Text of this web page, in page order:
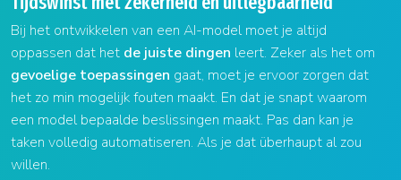
Bij het ontwikkelen van een AI-model moet je altijd
oppassen dat het de juiste dingen leert. Zeker als het om
gevoelige toepassingen gaat, moet je ervoor zorgen dat
het zo min mogelijk fouten maakt. En dat je snapt waarom
een model bepaalde beslissingen maakt. Pas dan kan je
taken volledig automatiseren. Als je dat überhaupt al zou
willen.